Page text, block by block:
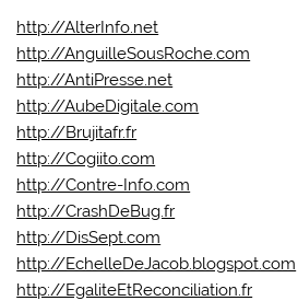
http://AlterInfo.net
http://AnguilleSousRoche.com
http://AntiPresse.net
http://AubeDigitale.com
http://Brujitafr.fr
http://Cogiito.com
http://Contre-Info.com
http://CrashDeBug.fr
http://DisSept.com
http://EchelleDeJacob.blogspot.com
http://EgaliteEtReconciliation.fr